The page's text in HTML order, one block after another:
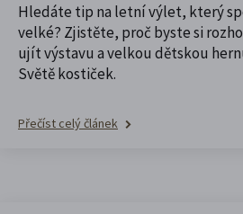
Hledáte tip na letní výlet, který
velké? Zjistěte, proč byste si
ujít výstavu a velkou dětskou
Světě kostiček.
Přečíst celý článek